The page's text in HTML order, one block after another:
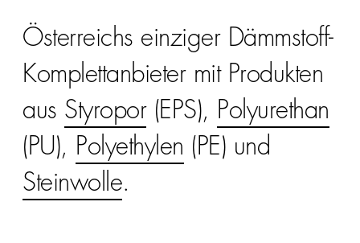
Österreichs einziger Dämmstoff-
Komplettanbieter mit Produkten
aus Styropor(EPS), Polyurethan
(PU), Polyethylen (PE) und
Steinwolle.